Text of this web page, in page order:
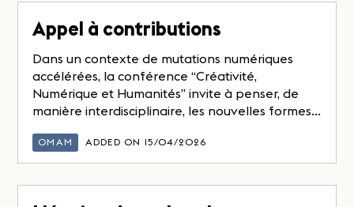
Appel à contributions
Dans un contexte de mutations numériques
accélérées, la conférence “Créativité,
Numérique et Humanités” invite à penser, de
manière interdisciplinaire, les nouvelles formes...
OMAM ADDED ON 15/04/2026